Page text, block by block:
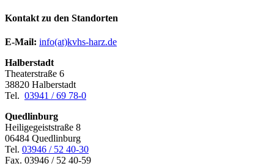
Kontakt zu den Standorten
E-Mail: info(at)kvhs-harz.de
Halberstadt
Theaterstraße 6
38820 Halberstadt
Tel. 03941 / 69 78-0
Quedlinburg
Heiligegeiststraße 8
06484 Quedlinburg
Tel. 03946 / 52 40-30
Fax. 03946 / 52 40-59